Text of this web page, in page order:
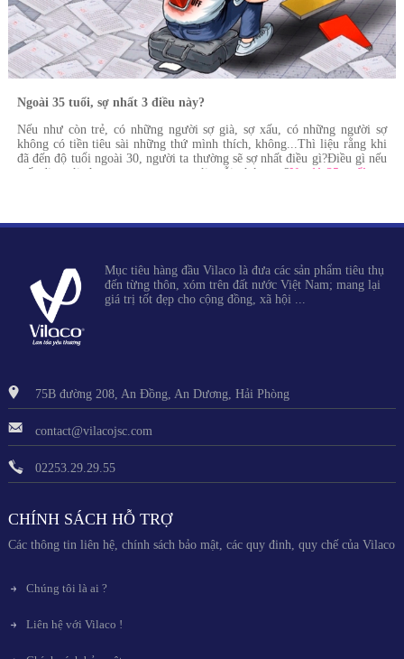
Ngoài 35 tuổi, sợ nhất 3 điều này?
Nếu như còn trẻ, có những người sợ già, sợ xấu, có những người sợ
không có tiền tiêu sài những thứ mình thích, không...Thì liệu rằng khi
đã đến độ tuổi ngoài 30, người ta thường sẽ sợ nhất điều gì?Điều gì nếu
mất đi, mới thực sự quan trọng với mỗi chúng ta?Ngoài 35 tuổi, sợ
Mục tiêu hàng đầu Vilaco là đưa các sản phẩm tiêu thụ
đến từng thôn, xóm trên đất nước Việt Nam; mang lại
giá trị tốt đẹp cho cộng đồng, xã hội ...
75B đường 208, An Đồng, An Dương, Hải Phòng
contact@vilacojsc.com
02253.29.29.55
CHÍNH SÁCH HỖ TRỢ
Các thông tin liên hệ, chính sách bảo mật, các quy đinh, quy chế của Vilaco
Chúng tôi là ai ?
Liên hệ với Vilaco !